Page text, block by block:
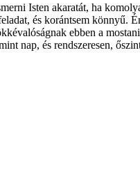
Isten akaratát, ha
és korántsem könnyű.
ebben a
nap, és rendszeresen,